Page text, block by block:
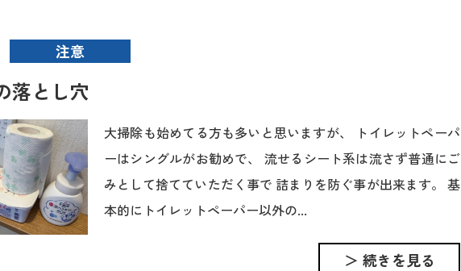
注意
落とし穴
大掃除も始めてる方も多いと思いますが、 トイレットペーパ
ーはシングルがお勧めで、 流せるシート系は流さず普通にご
みとして捨てていただく事で 詰まりを防ぐ事が出来ます。 基
本的にトイレットペーパー以外の...
＞ 続きを見る